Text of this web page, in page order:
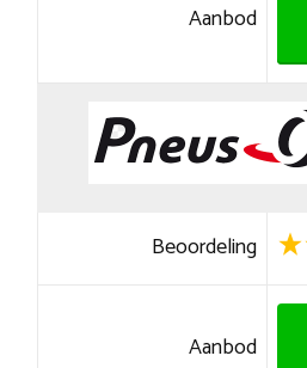
Aanbod
Beoordeling
Aanbod